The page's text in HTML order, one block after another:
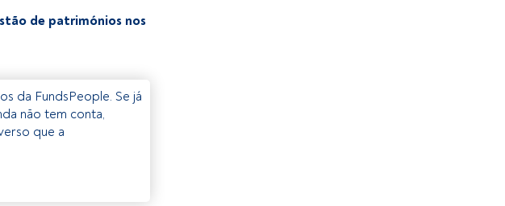
de patrimónios nos
da FundsPeople. Se já
não tem conta,
que a